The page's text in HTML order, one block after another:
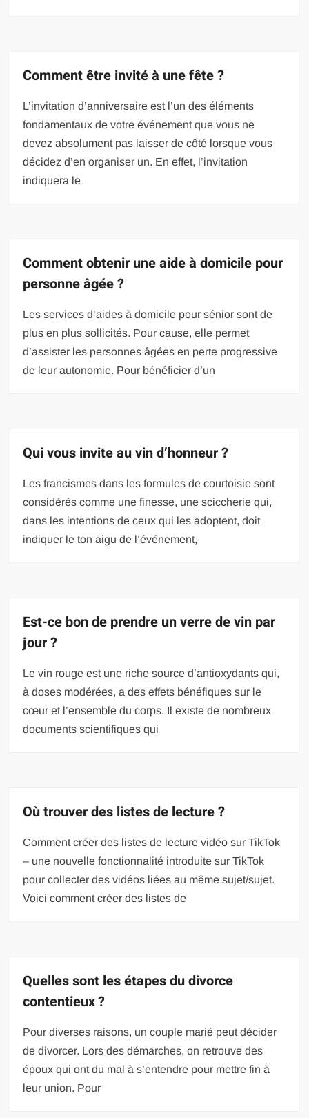
Comment être invité à une fête ?
L’invitation d’anniversaire est l’un des éléments
fondamentaux de votre événement que vous ne
devez absolument pas laisser de côté lorsque vous
décidez d’en organiser un. En effet, l’invitation
indiquera le
Comment obtenir une aide à domicile pour
personne âgée ?
Les services d’aides à domicile pour sénior sont de
plus en plus sollicités. Pour cause, elle permet
d’assister les personnes âgées en perte progressive
de leur autonomie. Pour bénéficier d’un
Qui vous invite au vin d’honneur ?
Les francismes dans les formules de courtoisie sont
considérés comme une finesse, une sciccherie qui,
dans les intentions de ceux qui les adoptent, doit
indiquer le ton aigu de l’événement,
Est-ce bon de prendre un verre de vin par
jour ?
Le vin rouge est une riche source d’antioxydants qui,
à doses modérées, a des effets bénéfiques sur le
cœur et l’ensemble du corps. Il existe de nombreux
documents scientifiques qui
Où trouver des listes de lecture ?
Comment créer des listes de lecture vidéo sur TikTok
– une nouvelle fonctionnalité introduite sur TikTok
pour collecter des vidéos liées au même sujet/sujet.
Voici comment créer des listes de
Quelles sont les étapes du divorce
contentieux ?
Pour diverses raisons, un couple marié peut décider
de divorcer. Lors des démarches, on retrouve des
époux qui ont du mal à s’entendre pour mettre fin à
leur union. Pour